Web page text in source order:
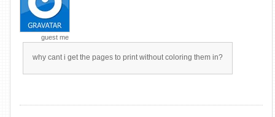
guest me
why cant i get the pages to print without coloring them in?